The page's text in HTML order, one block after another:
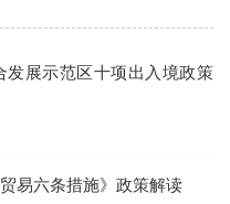
发展示范区十项出入境政策
易六条措施》政策解读